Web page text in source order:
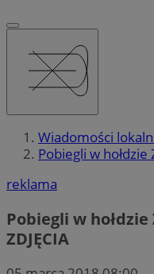
Wiadomości
Pobiegli w
reklama
Pobiegli w
ZDJĘCIA